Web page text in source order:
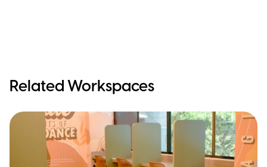
Related Workspaces